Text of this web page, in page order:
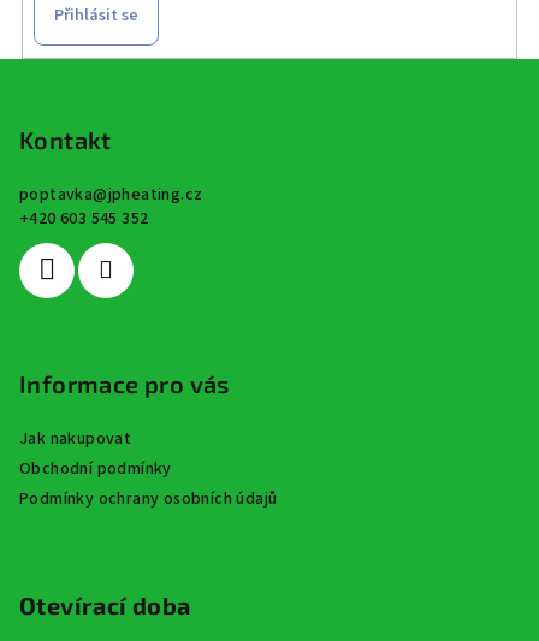
Přihlásit se
Kontakt
poptavka@jpheating.cz
+420 603 545 352
Informace pro vás
Jak nakupovat
Obchodní podmínky
Podmínky ochrany osobních údajů
Otevírací doba